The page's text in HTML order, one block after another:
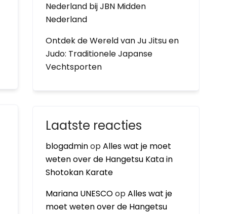
Nederland bij JBN Midden
Nederland
Ontdek de Wereld van Ju Jitsu en
Judo: Traditionele Japanse
Vechtsporten
Laatste reacties
blogadminopAlles wat je moet
weten over de Hangetsu Kata in
Shotokan Karate
Mariana UNESCOopAlles wat je
moet weten over de Hangetsu